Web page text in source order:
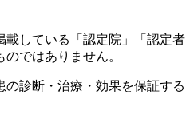
している「認定院」「認定
ではありません。
診断・治療・効果を保証す